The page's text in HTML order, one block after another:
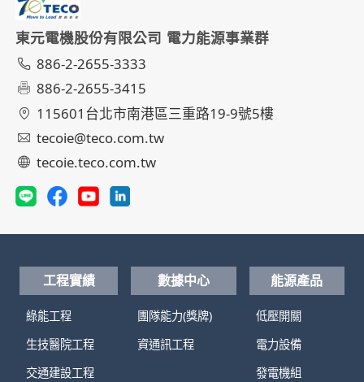
東元電機股份有限公司 電力能源事業群
886-2-2655-3333
886-2-2655-3415
115601台北市南港區三重路19-9號5樓
tecoie@teco.com.tw
tecoie.teco.com.tw
工程實績
綠能工程
生技醫院工程
交通建設工程
數據中心
團隊能力(獎牌)
資通訊工程
能源產品
低壓開關
電力設備
發電機組